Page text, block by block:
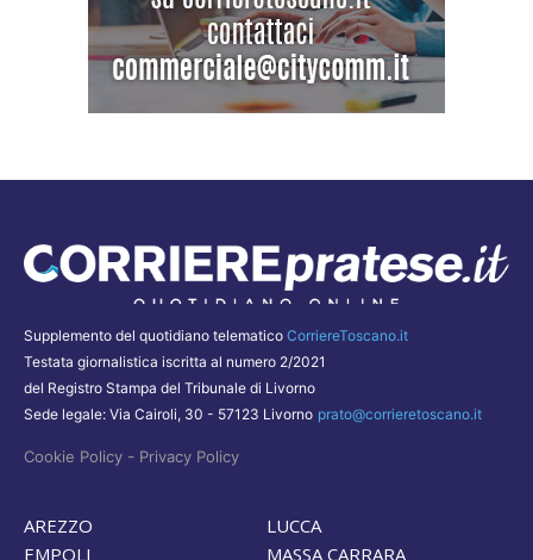
Supplemento del quotidiano telematico CorriereToscano.it
Testata giornalistica iscritta al numero 2/2021
del Registro Stampa del Tribunale di Livorno
Sede legale: Via Cairoli, 30 - 57123 Livorno prato@corrieretoscano.it
Cookie Policy - Privacy Policy
AREZZO
EMPOLI
LUCCA
MASSA CARRARA